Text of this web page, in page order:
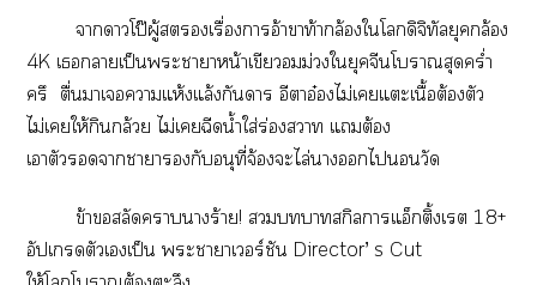
าาโป๊ผู้เรื่องาอ้าาท้ากล้องใโดิจิทัลยุคกล้อง
4K เาเป็นะาาหน้าเขียวม่วงใยุคจีนโาสุดคร่ำ
ครึ ตื่นาเาแห้งแล้งกันดาร อีาอ๋องไม่เแะเนื้อต้องตัว
ไม่เให้กินกล้วย ไม่เฉีดน้ำใส่ร่องา แต้อง
เาตัวาาากับอนุที่จ้องะไล่าไวัด
ข้าสลัดาาร้าย! าสกิาแอ็กติ้งเรต 18+
อัปเกรดตัวเเป็น ะาาเวอร์ชัน Director’ s Cut